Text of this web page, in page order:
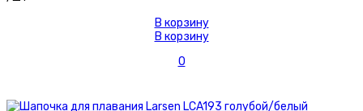
В корзину
В корзину
0